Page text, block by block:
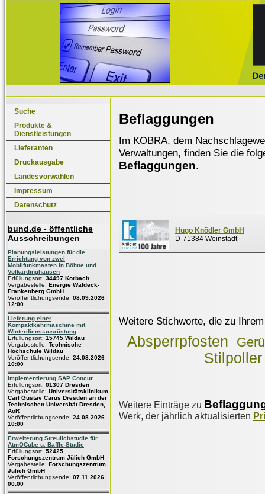
Suche
Produkte &
Dienstleistungen
Lieferanten
Druckausgabe
Landesvorwahlen
Impressum
Datenschutz
bund.de - öffentliche
Ausschreibungen
Planungsleistungen für die
Errichtung von zwei
Mobilfunkmasten in Böhne und
Volkardinghausen
Erfüllungsort: 34497 Korbach
Vergabestelle: Energie Waldeck-
Frankenberg GmbH
Veröffentlichungsende: 08.09.2026
12:00
Lieferung einer
Kompaktkehrmaschine mit
Winterdienstausrüstung
Erfüllungsort: 15745 Wildau
Vergabestelle: Technische
Hochschule Wildau
Veröffentlichungsende: 24.08.2026
10:00
Implementierung SAP Concur
Erfüllungsort: 01307 Dresden
Vergabestelle: Universitätsklinikum
Carl Gustav Carus Dresden an der
Technischen Universität Dresden,
AöR
Veröffentlichungsende: 24.08.2026
10:00
Erweiterung Streulichstudie für
AtmOCube u. Baffle-Studie
Erfüllungsort: 52425
Forschungszentrum Jülich GmbH
Vergabestelle: Forschungszentrum
Jülich GmbH
Veröffentlichungsende: 07.11.2026
00:00
Beflaggungen
Im KOBRA, dem
Verwaltungen, finden Sie die
Beflaggungen.
Hugo Knödler GmbH
D-71384 Weinstadt
Weitere Stichworte, die zu
Absperrpfosten
Stilpoller
Weitere Einträge zu
Werk, der jährlich aktualisierten